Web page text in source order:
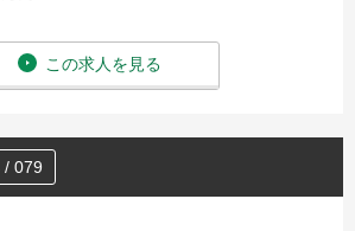
この求人を見る
/ 079